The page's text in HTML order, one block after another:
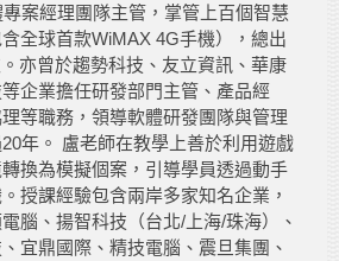
案經理團隊主管，掌管上百個智慧
全球首款WiMAX 4G手機），總出
亦曾於趨勢科技、友立資訊、華康
企業擔任研發部門主管、產品經
等職務，領導軟體研發團隊與管理
年。 盧老師在教學上善於利用遊戲
換為模擬個案，引導學員透過動手
授課經驗包含兩岸多家知名企業，
腦、揚智科技（台北/上海/珠海）、
宜鼎國際、精技電腦、震旦集團、